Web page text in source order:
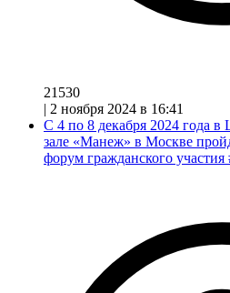
21530
| 2 ноября 2024 в 16:41
С 4 по 8 декабря 2024 года
зале «Манеж» в Москве
форум гражданского